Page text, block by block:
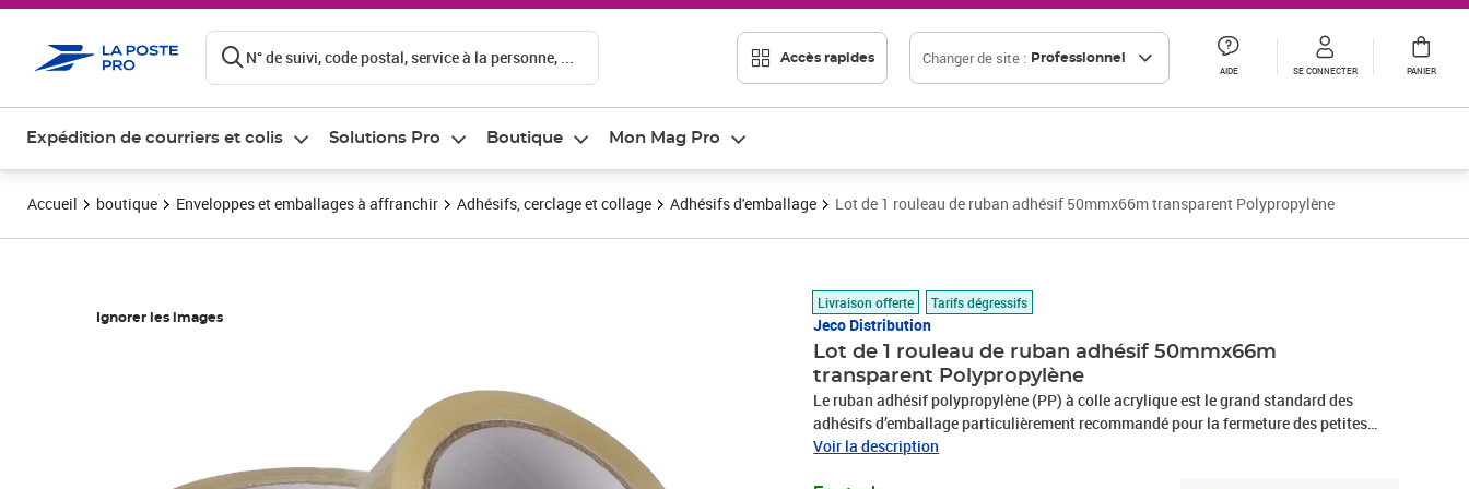
N° de suivi, code postal, service à la personne, ... Accès rapides Changer de site : Professionnel
AIDE SE CONNECTER PANIER
Expédition de courriers et colis Solutions Pro Boutique Mon Mag Pro
Accueil boutique Enveloppes et emballages à affranchir Adhésifs, cerclage et collage Adhésifs d'emballage Lot de 1 rouleau de ruban adhésif 50mmx66m transparent Polypropylène
Ignorer les images
Livraison offerte Tarifs dégressifs
Jeco Distribution
Lot de 1 rouleau de ruban adhésif 50mmx66m
transparent Polypropylène
Le ruban adhésif polypropylène (PP) à colle acrylique est le grand standard des
adhésifs d’emballage particulièrement recommandé pour la fermeture des petites
caisses carton. Cette qualité polypropylène acrylique économique est adaptée aux
Voir la description
Prix 8,33€